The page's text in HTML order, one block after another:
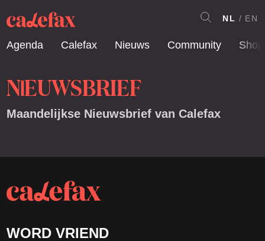
Agenda Calefax Nieuws Community Shop
NL EN
NIEUWSBRIEF
Maandelijkse Nieuwsbrief van Calefax
WORD VRIEND